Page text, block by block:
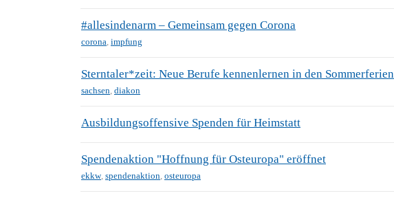
#allesindenarm – Gemeinsam gegen Corona
corona, impfung
Sterntaler*zeit: Neue Berufe kennenlernen in den Sommerferien
sachsen, diakon
Ausbildungsoffensive Spenden für Heimstatt
Spendenaktion "Hoffnung für Osteuropa" eröffnet
ekkw, spendenaktion, osteuropa